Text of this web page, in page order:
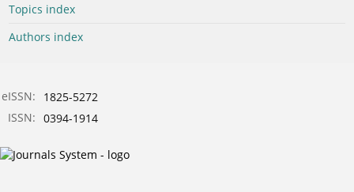
Topics index
Authors index
eISSN:
1825-5272
ISSN: 0394-1914